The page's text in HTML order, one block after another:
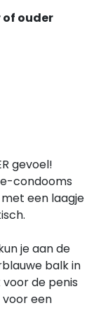
of ouder
gevoel!
condooms
een laagje
je aan de
balk in
de penis
een